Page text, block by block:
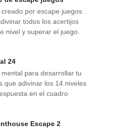
por escape juegos .
todos los acertijos
nivel y superar el juego.
24
para desarrollar tu
que adivinar los 14 niveles
en el cuadro
Escape 2